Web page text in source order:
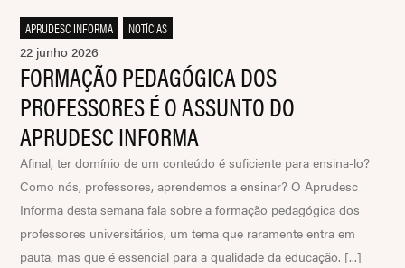
APRUDESC INFORMA
NOTÍCIAS
22 junho 2026
FORMAÇÃO PEDAGÓGICA DOS
PROFESSORES É O ASSUNTO DO
APRUDESC INFORMA
Afinal, ter domínio de um conteúdo é suficiente para ensina-lo?
Como nós, professores, aprendemos a ensinar? O Aprudesc
Informa desta semana fala sobre a formação pedagógica dos
professores universitários, um tema que raramente entra em
pauta, mas que é essencial para a qualidade da educação. [...]